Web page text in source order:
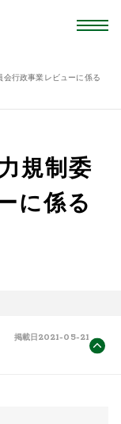
行政事業レビューに係る
規制委
に係る
掲載日 2021-05-21